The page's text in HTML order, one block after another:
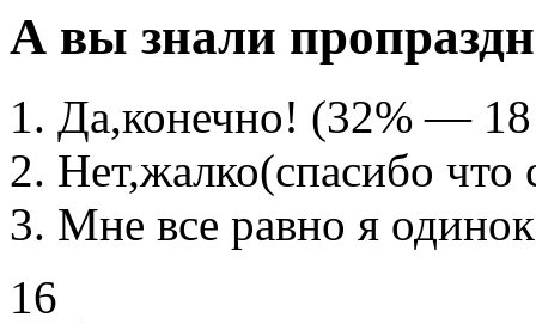
А вы знали
Да,конечно! (32% — 18
Нет,жалко(спасибо что
Мне все равно я
16